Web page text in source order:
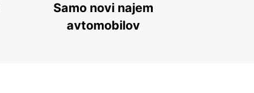
Samo novi najem
avtomobilov